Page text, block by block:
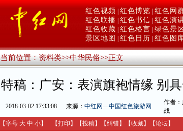
红色视频 红色博览 红色网
红色联播 红色书信 红色演
红色收藏 红色格言 绿色景区
景区地图
红色日历 红色图
当前位置：资料类>>中华民俗>>正文
特稿：广安：表演旗袍情缘 别具
2018-03-02 17:33:08 来源： 中红网—中国红色旅游网
作者
战
【字号 大 中 小】 【打印 】 【投稿】 【纠错】 【收藏】 【论坛】